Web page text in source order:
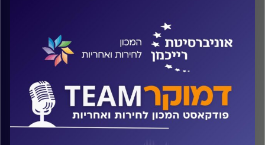
ד"ר חיים וייצמן עם ד"ר אודליה אושרי
קרדיט תמונות:המכון לחירות ואחריות